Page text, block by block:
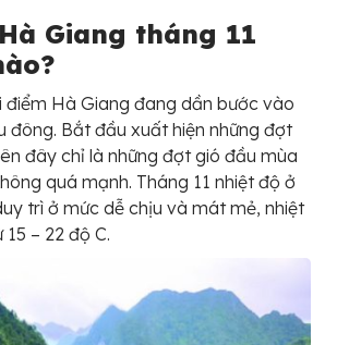
Giang tháng 11
điểm Hà Giang đang dần bước vào
đông. Bắt đầu xuất hiện những đợt
đây chỉ là những đợt gió đầu mùa
quá mạnh. Tháng 11 nhiệt độ ở
trì ở mức dễ chịu và mát mẻ, nhiệt
– 22 độ C.